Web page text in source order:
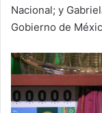
Nacional; y
Gobierno de